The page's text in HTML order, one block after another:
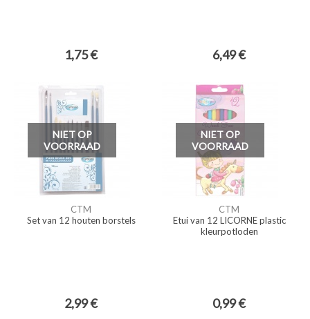
1,75 € 6,49 €
NIET OP
VOORRAAD
CTM
Set van 12 houten borstels
2,99 €
NIET OP
VOORRAAD
CTM
Etui van 12 LICORNE plastic
kleurpotloden
0,99 €